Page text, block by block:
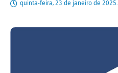
quinta-feira, 23 de janeiro de 2025.